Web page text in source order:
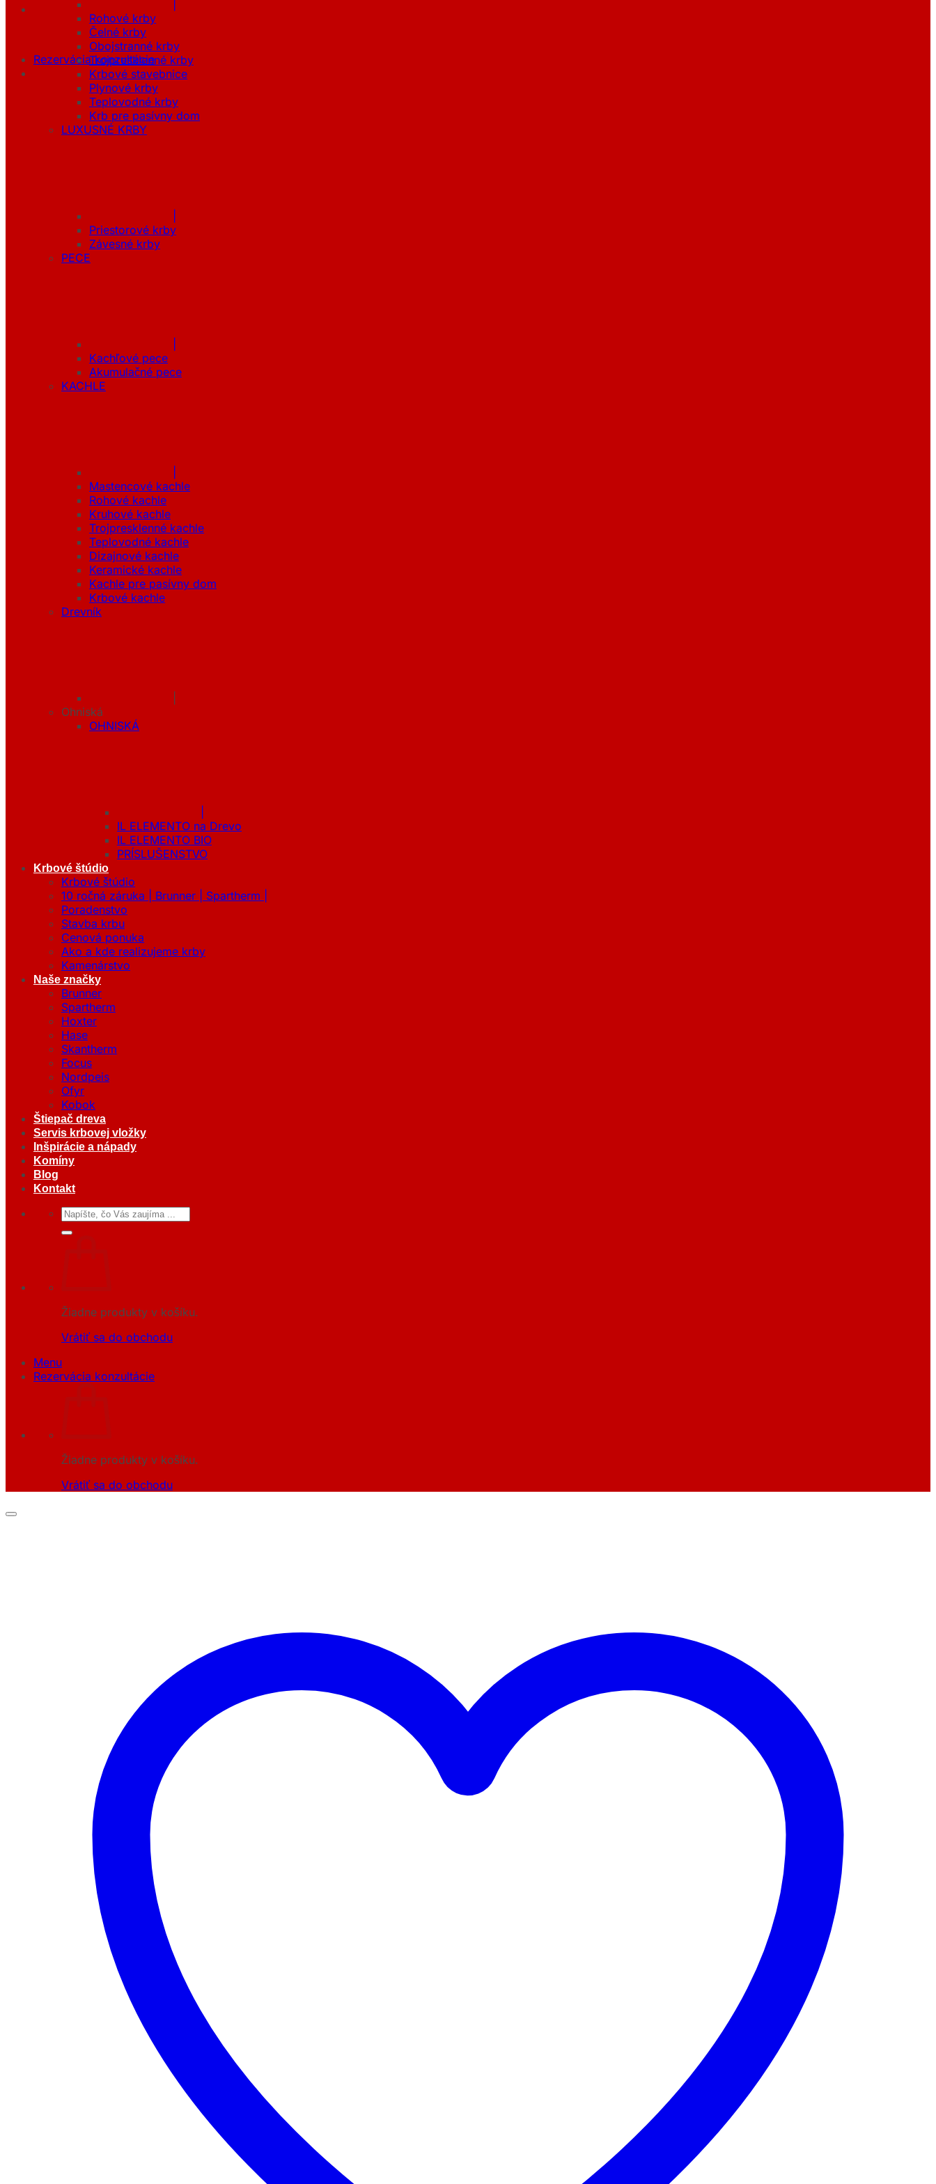
Rezervácia konzultácie
Rohové krby
Čelné krby
Obojstranné krby
Trojpresklenné krby
Krbové stavebnice
Plynové krby
Teplovodné krby
Krb pre pasívny dom
LUXUSNÉ KRBY
Priestorové krby
Závesné krby
PECE
Kachľové pece
Akumulačné pece
KACHLE
Mastencové kachle
Rohové kachle
Kruhové kachle
Trojpresklenné kachle
Teplovodné kachle
Dizajnové kachle
Keramické kachle
Kachle pre pasívny dom
Krbové kachle
Drevník
Ohniská
OHNISKÁ
IL ELEMENTO na Drevo
IL ELEMENTO BIO
PRÍSLUŠENSTVO
Krbové štúdio
Krbové štúdio
10 ročná záruka | Brunner | Spartherm |
Poradenstvo
Stavba krbu
Cenová ponuka
Ako a kde realizujeme krby
Kamenárstvo
Naše značky
Brunner
Spartherm
Hoxter
Hase
Skantherm
Focus
Nordpeis
Ofyr
Kobok
Štiepač dreva
Servis krbovej vložky
Inšpirácie a nápady
Komíny
Blog
Kontakt
Hľadať:
Žiadne produkty v košíku.
Vrátiť sa do obchodu
Menu
Rezervácia konzultácie
Žiadne produkty v košíku.
Vrátiť sa do obchodu